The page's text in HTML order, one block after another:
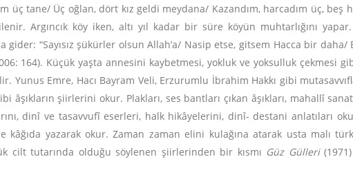
üç tane/ Üç oğlan, dört kız geldi meydana/ Kazandım, harcadım üç,
Argıncık köy iken, altı yıl kadar bir süre köyün muhtarlığını
gider: “Sayısız şükürler olsun Allah’a/ Nasip etse, gitsem Hacca bir
164). Küçük yaşta annesini kaybetmesi, yokluk ve yoksulluk çekmesi
Yunus Emre, Hacı Bayram Veli, Erzurumlu İbrahim Hakkı gibi
âşıkların şiirlerini okur. Plakları, ses bantları çıkan âşıkları, mahallî
dinî ve tasavvufî eserleri, halk hikâyelerini, dinî- destani anlatıları
yazarak okur. Zaman zaman elini kulağına atarak usta malı
cilt tutarında olduğu söylenen şiirlerinden bir kısmı Güz Gülleri(1971)